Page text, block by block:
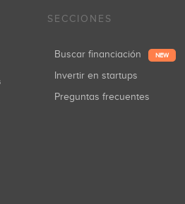
SECCIONES
Buscar financiación NEW
Invertir en startups
Preguntas frecuentes